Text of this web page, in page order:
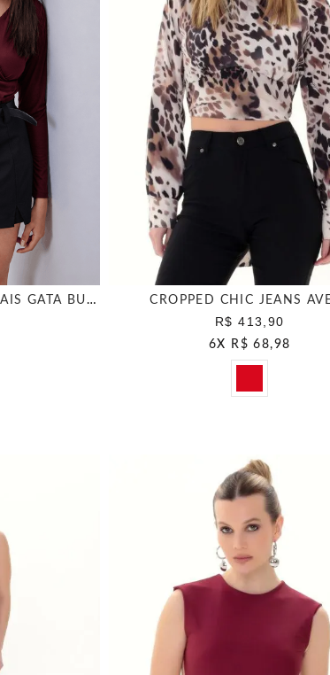
MANGA LONGA TRANSP MAIS GATA BURGUNDY CROPPED CHIC JEANS
R$ 413,90
6X R$ 68,98